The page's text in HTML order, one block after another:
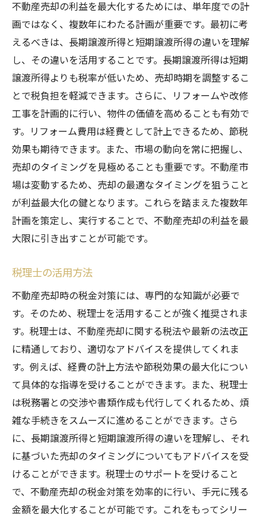
不動産売却の利益を最大化するためには、単年度での計
画ではなく、複数年にわたる計画が重要です。最初に考
えるべきは、長期譲渡所得と短期譲渡所得の違いを理解
し、その違いを活用することです。長期譲渡所得は短期
譲渡所得よりも税率が低いため、売却時期を調整するこ
とで税負担を軽減できます。さらに、リフォームや改修
工事を計画的に行い、物件の価値を高めることも有効で
す。リフォーム費用は経費として計上できるため、節税
効果も期待できます。また、市場の動向を常に把握し、
売却のタイミングを見極めることも重要です。不動産市
場は変動するため、売却の最適なタイミングを狙うこと
が利益最大化の鍵となります。これらを踏まえた複数年
計画を策定し、実行することで、不動産売却の利益を最
大限に引き出すことが可能です。
税理士の活用方法
不動産売却時の税金対策には、専門的な知識が必要で
す。そのため、税理士を活用することが強く推奨されま
す。税理士は、不動産売却に関する税法や最新の法改正
に精通しており、適切なアドバイスを提供してくれま
す。例えば、経費の計上方法や節税効果の最大化につい
て具体的な指導を受けることができます。また、税理士
は税務署との交渉や書類作成も代行してくれるため、煩
雑な手続きをスムーズに進めることができます。さら
に、長期譲渡所得と短期譲渡所得の違いを理解し、それ
に基づいた売却のタイミングについてもアドバイスを受
けることができます。税理士のサポートを受けること
で、不動産売却の税金対策を効率的に行い、手元に残る
金額を最大化することが可能です。これをもってシリー